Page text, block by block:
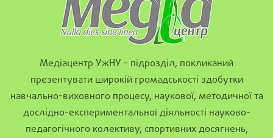
Медіацентр УжНУ – підрозділ, покликаний
презентувати широкій громадськості здобутки
навчально-виховного процесу, наукової, методичної та
дослідно-експериментальної діяльності науково-
педагогічного колективу, спортивних досягнень,